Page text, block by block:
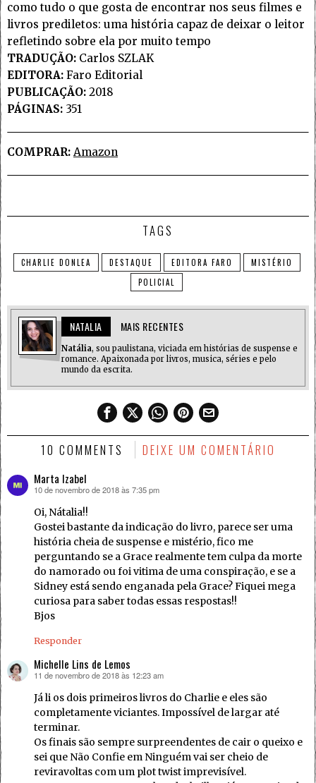
como tudo o que gosta de encontrar nos seus filmes e
livros prediletos: uma história capaz de deixar o leitor
refletindo sobre ela por muito tempo
TRADUÇÃO: Carlos SZLAK
EDITORA: Faro Editorial
PUBLICAÇÃO: 2018
PÁGINAS: 351
COMPRAR: Amazon
TAGS
CHARLIE DONLEA DESTAQUE EDITORA FARO
MISTÉRIO
POLICIAL
NATALIA MAIS RECENTES
Natália, sou paulistana, viciada em histórias de suspense e
romance. Apaixonada por livros, musica, séries e pelo
mundo da escrita.
10 COMMENTS DEIXE UM COMENTÁRIO
Marta Izabel
disse:
10 de novembro de 2018 às 7:35 pm
Oi, Nátalia!!
Gostei bastante da indicação do livro, parece ser uma
história cheia de suspense e mistério, fico me
perguntando se a Grace realmente tem culpa da morte
do namorado ou foi vitima de uma conspiração, e se a
Sidney está sendo enganada pela Grace? Fiquei mega
curiosa para saber todas essas respostas!!
Bjos
Responder
Michelle Lins de Lemos
disse:
11 de novembro de 2018 às 12:23 am
Já li os dois primeiros livros do Charlie e eles são
completamente viciantes. Impossível de largar até
terminar.
Os finais são sempre surpreendentes de cair o queixo e
sei que Não Confie em Ninguém vai ser cheio de
reviravoltas com um plot twist imprevisível.